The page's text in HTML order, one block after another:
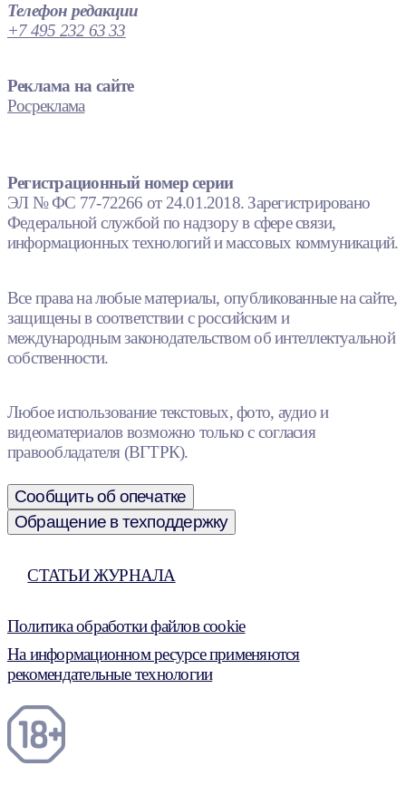
Телефон редакции
+7 495 232 63 33
Реклама на сайте
Росреклама
Регистрационный номер серии
ЭЛ № ФС 77-72266 от 24.01.2018. Зарегистрировано
Федеральной службой по надзору в сфере связи,
информационных технологий и массовых коммуникаций.
Все права на любые материалы, опубликованные на сайте,
защищены в соответствии с российским и
международным законодательством об интеллектуальной
собственности.
Любое использование текстовых, фото, аудио и
видеоматериалов возможно только с согласия
правообладателя (ВГТРК).
Сообщить об опечатке
Обращение в техподдержку
СТАТЬИ ЖУРНАЛА
Политика обработки файлов cookie
На информационном ресурсе применяются
рекомендательные технологии